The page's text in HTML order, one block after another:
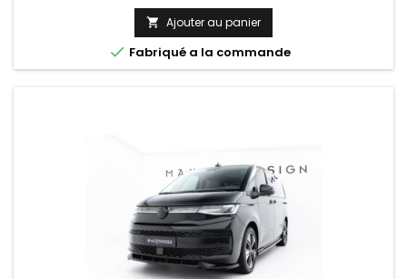
 Ajouter au panier
 Fabriqué a la commande